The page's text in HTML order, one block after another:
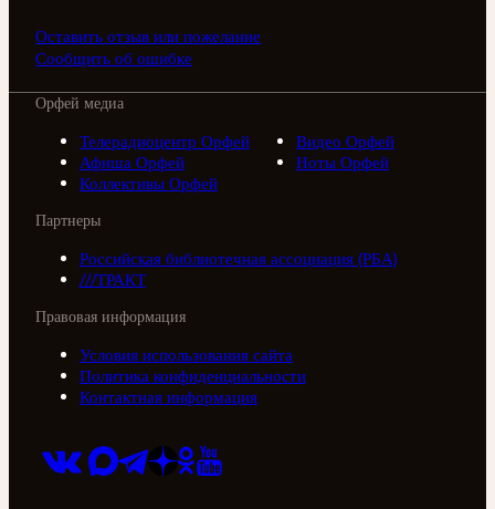
Оставить отзыв или пожелание
Сообщить об ошибке
Орфей медиа
Телерадиоцентр Орфей
Видео Орфей
Афиша Орфей
Ноты Орфей
Коллективы Орфей
Партнеры
Российская библиотечная ассоциация (РБА)
///ТРАКТ
Правовая информация
Условия использования сайта
Политика конфиденциальности
Контактная информация